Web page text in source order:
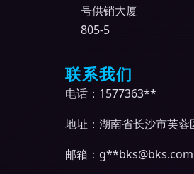
号供销大厦
805-5
联系我们
电话：1577363**
地址：湖南省长沙市芙
邮箱：g**bks@bks.com